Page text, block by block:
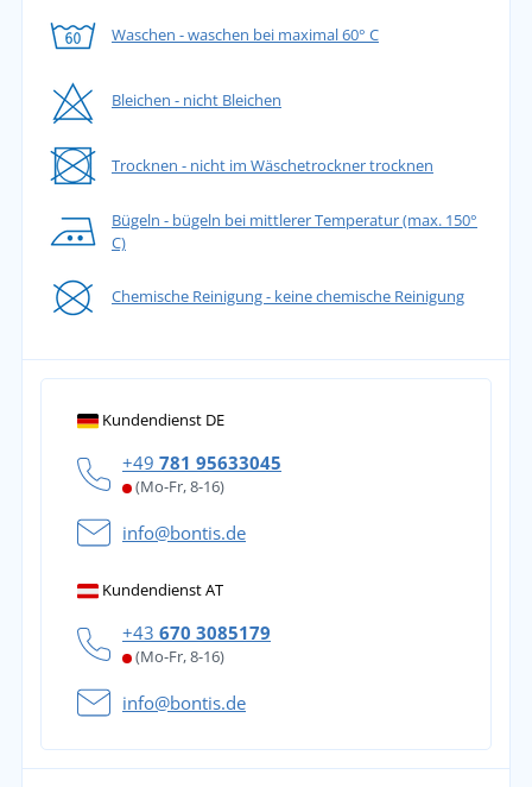
Waschen - waschen bei maximal 60° C
Bleichen - nicht Bleichen
Trocknen - nicht im Wäschetrockner trocknen
Bügeln - bügeln bei mittlerer Temperatur (max. 150°
C)
Chemische Reinigung - keine chemische Reinigung
Kundendienst DE
+49 781 95633045
(Mo-Fr, 8-16)
info@bontis.de
Kundendienst AT
+43 670 3085179
(Mo-Fr, 8-16)
info@bontis.de